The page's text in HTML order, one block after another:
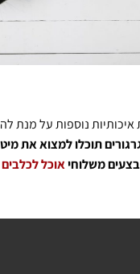
איכותיות נוספות על מנת
תוכלו למצוא את
משלוחיאוכל לכלבים